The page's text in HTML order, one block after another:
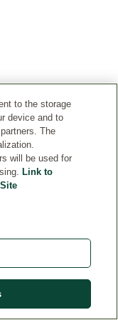
to the storage
device and to
The
will be used for
Link to